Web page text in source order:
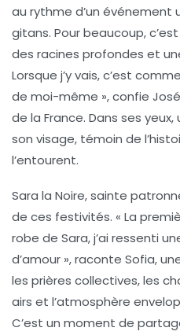
au rythme d’un événement
gitans. Pour beaucoup,
des racines profondes et
Lorsque j’y vais, c’est
de moi-même », confie
de la France. Dans ses
son visage, témoin de
l’entourent.
Sara la Noire, sainte
de ces festivités. « La
robe de Sara, j’ai ressenti
d’amour », raconte Sofia,
les prières collectives, les
airs et l’atmosphère
C’est un moment de